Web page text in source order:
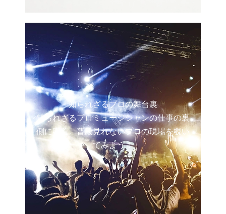
知られざるプロの舞台裏
知られざるプロミュージシャンの仕事の裏
側に密着。普段見れないプロの現場を覗い
てみよう！